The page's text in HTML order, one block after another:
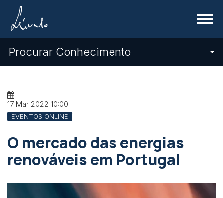
Menu
Procurar Conhecimento
17 Mar 2022 10:00
EVENTOS ONLINE
O mercado das energias
renováveis em Portugal